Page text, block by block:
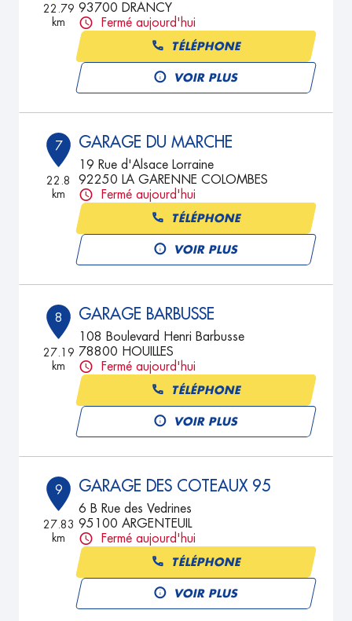
22.79
km
93700 DRANCY
Fermé aujourd'hui
TÉLÉPHONE
VOIR PLUS
7
22.8
km
GARAGE DU MARCHE
19 Rue d'Alsace Lorraine
92250 LA GARENNE COLOMBES
Fermé aujourd'hui
TÉLÉPHONE
VOIR PLUS
8
27.19
km
GARAGE BARBUSSE
108 Boulevard Henri Barbusse
78800 HOUILLES
Fermé aujourd'hui
TÉLÉPHONE
VOIR PLUS
9
27.83
km
GARAGE DES COTEAUX 95
6 B Rue des Vedrines
95100 ARGENTEUIL
Fermé aujourd'hui
TÉLÉPHONE
VOIR PLUS